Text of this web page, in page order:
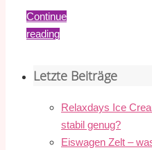
Continue
reading
Letzte Beiträge
Relaxdays Ice
stabil genug?
Eiswagen Zelt –